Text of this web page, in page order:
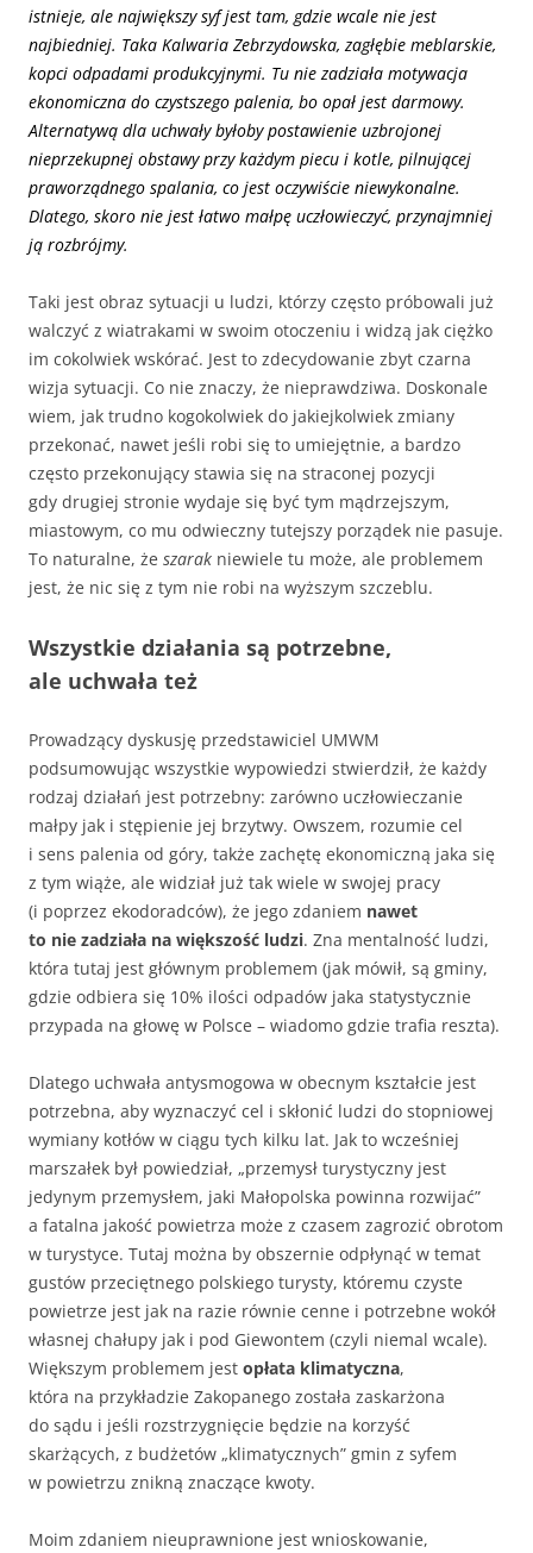
istnieje, ale największy syf jest tam, gdzie wcale nie jest
najbiedniej. Taka Kalwaria Zebrzydowska, zagłębie meblarskie,
kopci odpadami produkcyjnymi. Tu nie zadziała motywacja
ekonomiczna do czystszego palenia, bo opał jest darmowy.
Alternatywą dla uchwały byłoby postawienie uzbrojonej
nieprzekupnej obstawy przy każdym piecu i kotle, pilnującej
praworządnego spalania, co jest oczywiście niewykonalne.
Dlatego, skoro nie jest łatwo małpę uczłowieczyć, przynajmniej
ją rozbrójmy.
Taki jest obraz sytuacji u ludzi, którzy często próbowali już
walczyć z wiatrakami w swoim otoczeniu i widzą jak ciężko
im cokolwiek wskórać. Jest to zdecydowanie zbyt czarna
wizja sytuacji. Co nie znaczy, że nieprawdziwa. Doskonale
wiem, jak trudno kogokolwiek do jakiejkolwiek zmiany
przekonać, nawet jeśli robi się to umiejętnie, a bardzo
często przekonujący stawia się na straconej pozycji
gdy drugiej stronie wydaje się być tym mądrzejszym,
miastowym, co mu odwieczny tutejszy porządek nie pasuje.
To naturalne, że szarak niewiele tu może, ale problemem
jest, że nic się z tym nie robi na wyższym szczeblu.
Wszystkie działania są potrzebne,
ale uchwała też
Prowadzący dyskusję przedstawiciel UMWM
podsumowując wszystkie wypowiedzi stwierdził, że każdy
rodzaj działań jest potrzebny: zarówno uczłowieczanie
małpy jak i stępienie jej brzytwy. Owszem, rozumie cel
i sens palenia od góry, także zachętę ekonomiczną jaka się
z tym wiąże, ale widział już tak wiele w swojej pracy
(i poprzez ekodoradców), że jego zdaniem nawet
to nie zadziała na większość ludzi. Zna mentalność ludzi,
która tutaj jest głównym problemem (jak mówił, są gminy,
gdzie odbiera się 10% ilości odpadów jaka statystycznie
przypada na głowę w Polsce – wiadomo gdzie trafia reszta).
Dlatego uchwała antysmogowa w obecnym kształcie jest
potrzebna, aby wyznaczyć cel i skłonić ludzi do stopniowej
wymiany kotłów w ciągu tych kilku lat. Jak to wcześniej
marszałek był powiedział, „przemysł turystyczny jest
jedynym przemysłem, jaki Małopolska powinna rozwijać”
a fatalna jakość powietrza może z czasem zagrozić obrotom
w turystyce. Tutaj można by obszernie odpłynąć w temat
gustów przeciętnego polskiego turysty, któremu czyste
powietrze jest jak na razie równie cenne i potrzebne wokół
własnej chałupy jak i pod Giewontem (czyli niemal wcale).
Większym problemem jest opłata klimatyczna,
która na przykładzie Zakopanego została zaskarżona
do sądu i jeśli rozstrzygnięcie będzie na korzyść
skarżących, z budżetów „klimatycznych” gmin z syfem
w powietrzu znikną znaczące kwoty.
Moim zdaniem nieuprawnione jest wnioskowanie,